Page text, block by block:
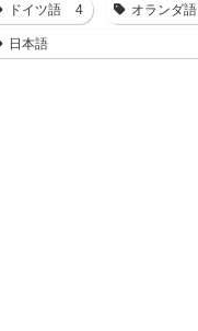
ドイツ語 4 オランダ語
日本語